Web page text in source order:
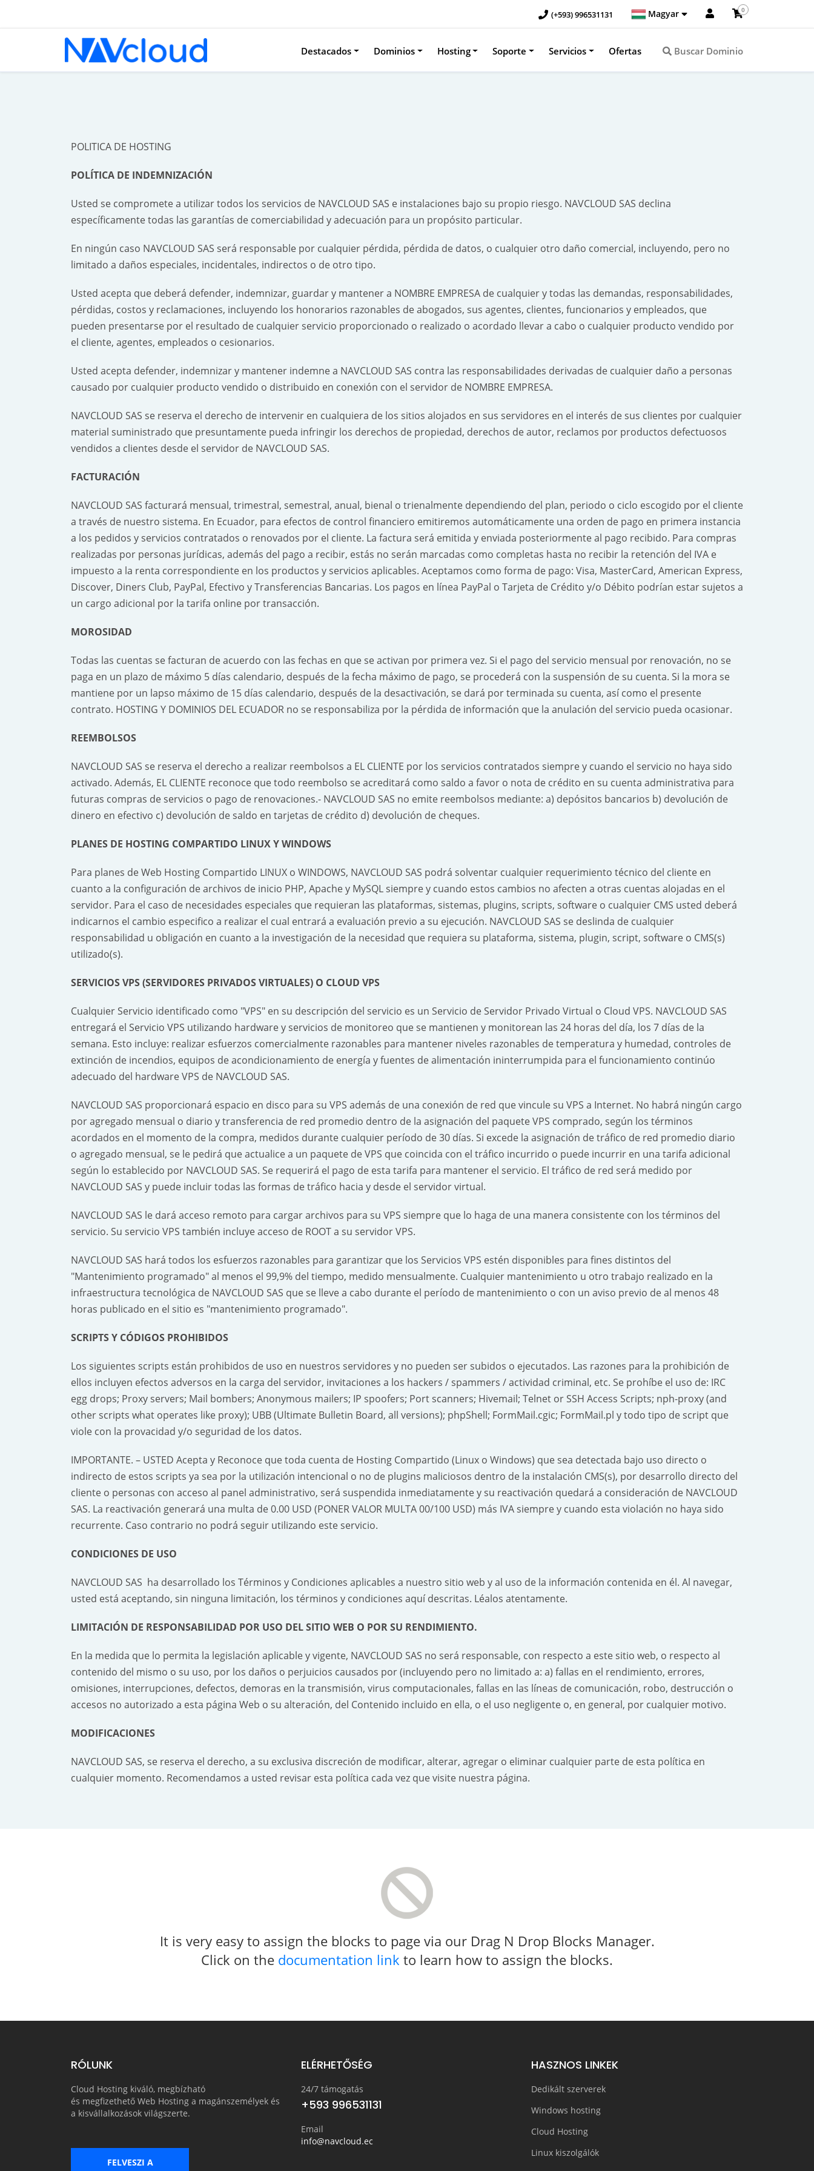
(+593) 996531131 Magyar 0
Destacados Dominios Hosting Soporte Servicios Ofertas Buscar Dominio
POLITICA DE HOSTING
POLÍTICA DE INDEMNIZACIÓN
Usted se compromete a utilizar todos los servicios de NAVCLOUD SAS e instalaciones bajo su propio riesgo. NAVCLOUD SAS declina
específicamente todas las garantías de comerciabilidad y adecuación para un propósito particular.
En ningún caso NAVCLOUD SAS será responsable por cualquier pérdida, pérdida de datos, o cualquier otro daño comercial, incluyendo, pero no
limitado a daños especiales, incidentales, indirectos o de otro tipo.
Usted acepta que deberá defender, indemnizar, guardar y mantener a NOMBRE EMPRESA de cualquier y todas las demandas, responsabilidades,
pérdidas, costos y reclamaciones, incluyendo los honorarios razonables de abogados, sus agentes, clientes, funcionarios y empleados, que
pueden presentarse por el resultado de cualquier servicio proporcionado o realizado o acordado llevar a cabo o cualquier producto vendido por
el cliente, agentes, empleados o cesionarios.
Usted acepta defender, indemnizar y mantener indemne a NAVCLOUD SAS contra las responsabilidades derivadas de cualquier daño a personas
causado por cualquier producto vendido o distribuido en conexión con el servidor de NOMBRE EMPRESA.
NAVCLOUD SAS se reserva el derecho de intervenir en cualquiera de los sitios alojados en sus servidores en el interés de sus clientes por cualquier
material suministrado que presuntamente pueda infringir los derechos de propiedad, derechos de autor, reclamos por productos defectuosos
vendidos a clientes desde el servidor de NAVCLOUD SAS.
FACTURACIÓN
NAVCLOUD SAS facturará mensual, trimestral, semestral, anual, bienal o trienalmente dependiendo del plan, periodo o ciclo escogido por el cliente
a través de nuestro sistema. En Ecuador, para efectos de control financiero emitiremos automáticamente una orden de pago en primera instancia
a los pedidos y servicios contratados o renovados por el cliente. La factura será emitida y enviada posteriormente al pago recibido. Para compras
realizadas por personas jurídicas, además del pago a recibir, estás no serán marcadas como completas hasta no recibir la retención del IVA e
impuesto a la renta correspondiente en los productos y servicios aplicables. Aceptamos como forma de pago: Visa, MasterCard, American Express,
Discover, Diners Club, PayPal, Efectivo y Transferencias Bancarias. Los pagos en línea PayPal o Tarjeta de Crédito y/o Débito podrían estar sujetos a
un cargo adicional por la tarifa online por transacción.
MOROSIDAD
Todas las cuentas se facturan de acuerdo con las fechas en que se activan por primera vez. Si el pago del servicio mensual por renovación, no se
paga en un plazo de máximo 5 días calendario, después de la fecha máximo de pago, se procederá con la suspensión de su cuenta. Si la mora se
mantiene por un lapso máximo de 15 días calendario, después de la desactivación, se dará por terminada su cuenta, así como el presente
contrato. HOSTING Y DOMINIOS DEL ECUADOR no se responsabiliza por la pérdida de información que la anulación del servicio pueda ocasionar.
REEMBOLSOS
NAVCLOUD SAS se reserva el derecho a realizar reembolsos a EL CLIENTE por los servicios contratados siempre y cuando el servicio no haya sido
activado. Además, EL CLIENTE reconoce que todo reembolso se acreditará como saldo a favor o nota de crédito en su cuenta administrativa para
futuras compras de servicios o pago de renovaciones.- NAVCLOUD SAS no emite reembolsos mediante: a) depósitos bancarios b) devolución de
dinero en efectivo c) devolución de saldo en tarjetas de crédito d) devolución de cheques.
PLANES DE HOSTING COMPARTIDO LINUX Y WINDOWS
Para planes de Web Hosting Compartido LINUX o WINDOWS, NAVCLOUD SAS podrá solventar cualquier requerimiento técnico del cliente en
cuanto a la configuración de archivos de inicio PHP, Apache y MySQL siempre y cuando estos cambios no afecten a otras cuentas alojadas en el
servidor. Para el caso de necesidades especiales que requieran las plataformas, sistemas, plugins, scripts, software o cualquier CMS usted deberá
indicarnos el cambio especifico a realizar el cual entrará a evaluación previo a su ejecución. NAVCLOUD SAS se deslinda de cualquier
responsabilidad u obligación en cuanto a la investigación de la necesidad que requiera su plataforma, sistema, plugin, script, software o CMS(s)
utilizado(s).
SERVICIOS VPS (SERVIDORES PRIVADOS VIRTUALES) O CLOUD VPS
Cualquier Servicio identificado como "VPS" en su descripción del servicio es un Servicio de Servidor Privado Virtual o Cloud VPS. NAVCLOUD SAS
entregará el Servicio VPS utilizando hardware y servicios de monitoreo que se mantienen y monitorean las 24 horas del día, los 7 días de la
semana. Esto incluye: realizar esfuerzos comercialmente razonables para mantener niveles razonables de temperatura y humedad, controles de
extinción de incendios, equipos de acondicionamiento de energía y fuentes de alimentación ininterrumpida para el funcionamiento continúo
adecuado del hardware VPS de NAVCLOUD SAS.
NAVCLOUD SAS proporcionará espacio en disco para su VPS además de una conexión de red que vincule su VPS a Internet. No habrá ningún cargo
por agregado mensual o diario y transferencia de red promedio dentro de la asignación del paquete VPS comprado, según los términos
acordados en el momento de la compra, medidos durante cualquier período de 30 días. Si excede la asignación de tráfico de red promedio diario
o agregado mensual, se le pedirá que actualice a un paquete de VPS que coincida con el tráfico incurrido o puede incurrir en una tarifa adicional
según lo establecido por NAVCLOUD SAS. Se requerirá el pago de esta tarifa para mantener el servicio. El tráfico de red será medido por
NAVCLOUD SAS y puede incluir todas las formas de tráfico hacia y desde el servidor virtual.
NAVCLOUD SAS le dará acceso remoto para cargar archivos para su VPS siempre que lo haga de una manera consistente con los términos del
servicio. Su servicio VPS también incluye acceso de ROOT a su servidor VPS.
NAVCLOUD SAS hará todos los esfuerzos razonables para garantizar que los Servicios VPS estén disponibles para fines distintos del
"Mantenimiento programado" al menos el 99,9% del tiempo, medido mensualmente. Cualquier mantenimiento u otro trabajo realizado en la
infraestructura tecnológica de NAVCLOUD SAS que se lleve a cabo durante el período de mantenimiento o con un aviso previo de al menos 48
horas publicado en el sitio es "mantenimiento programado".
SCRIPTS Y CÓDIGOS PROHIBIDOS
Los siguientes scripts están prohibidos de uso en nuestros servidores y no pueden ser subidos o ejecutados. Las razones para la prohibición de
ellos incluyen efectos adversos en la carga del servidor, invitaciones a los hackers / spammers / actividad criminal, etc. Se prohíbe el uso de: IRC
egg drops; Proxy servers; Mail bombers; Anonymous mailers; IP spoofers; Port scanners; Hivemail; Telnet or SSH Access Scripts; nph-proxy (and
other scripts what operates like proxy); UBB (Ultimate Bulletin Board, all versions); phpShell; FormMail.cgic; FormMail.pl y todo tipo de script que
viole con la provacidad y/o seguridad de los datos.
IMPORTANTE. – USTED Acepta y Reconoce que toda cuenta de Hosting Compartido (Linux o Windows) que sea detectada bajo uso directo o
indirecto de estos scripts ya sea por la utilización intencional o no de plugins maliciosos dentro de la instalación CMS(s), por desarrollo directo del
cliente o personas con acceso al panel administrativo, será suspendida inmediatamente y su reactivación quedará a consideración de NAVCLOUD
SAS. La reactivación generará una multa de 0.00 USD (PONER VALOR MULTA 00/100 USD) más IVA siempre y cuando esta violación no haya sido
recurrente. Caso contrario no podrá seguir utilizando este servicio.
CONDICIONES DE USO
NAVCLOUD SAS ha desarrollado los Términos y Condiciones aplicables a nuestro sitio web y al uso de la información contenida en él. Al navegar,
usted está aceptando, sin ninguna limitación, los términos y condiciones aquí descritas. Léalos atentamente.
LIMITACIÓN DE RESPONSABILIDAD POR USO DEL SITIO WEB O POR SU RENDIMIENTO.
En la medida que lo permita la legislación aplicable y vigente, NAVCLOUD SAS no será responsable, con respecto a este sitio web, o respecto al
contenido del mismo o su uso, por los daños o perjuicios causados por (incluyendo pero no limitado a: a) fallas en el rendimiento, errores,
omisiones, interrupciones, defectos, demoras en la transmisión, virus computacionales, fallas en las líneas de comunicación, robo, destrucción o
accesos no autorizado a esta página Web o su alteración, del Contenido incluido en ella, o el uso negligente o, en general, por cualquier motivo.
MODIFICACIONES
NAVCLOUD SAS, se reserva el derecho, a su exclusiva discreción de modificar, alterar, agregar o eliminar cualquier parte de esta política en
cualquier momento. Recomendamos a usted revisar esta política cada vez que visite nuestra página.
It is very easy to assign the blocks to page via our Drag N Drop Blocks Manager.
Click on the documentation link to learn how to assign the blocks.
RÓLUNK
Cloud Hosting kiváló, megbízható
és megfizethető Web Hosting a magánszemélyek és
a kisvállalkozások világszerte.
FELVESZI A
ELÉRHETŐSÉG
24/7 támogatás
+593 996531131
Email
info@navcloud.ec
HASZNOS LINKEK
Dedikált szerverek
Windows hosting
Cloud Hosting
Linux kiszolgálók